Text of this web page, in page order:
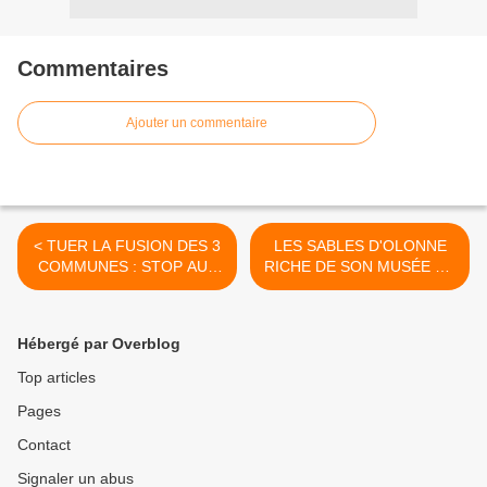
Commentaires
Ajouter un commentaire
< TUER LA FUSION DES 3
COMMUNES : STOP AUX
POLÉMIQUES ET AUX
LES SABLES D'OLONNE
RICHE DE SON MUSÉE DE
L'ABBAYE SAINTE CROIX >
Hébergé par Overblog
Top articles
Pages
Contact
Signaler un abus